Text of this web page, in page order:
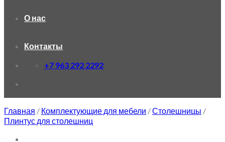
О нас
Контакты
+7 963 292 2292
Главная / Комплектующие для мебели /Столешницы /
Плинтус для столешниц